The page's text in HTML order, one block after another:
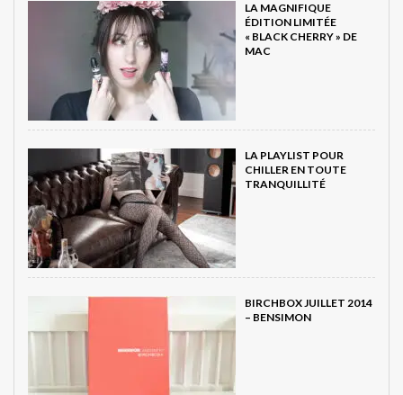
LA MAGNIFIQUE
ÉDITION LIMITÉE
« BLACK CHERRY » DE
MAC
LA PLAYLIST POUR
CHILLER EN TOUTE
TRANQUILLITÉ
BIRCHBOX JUILLET 2014
– BENSIMON